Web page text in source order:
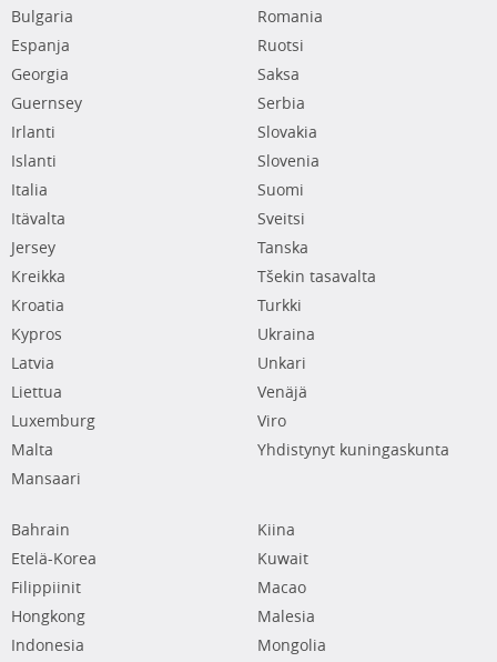
Bulgaria
Espanja
Georgia
Guernsey
Irlanti
Islanti
Italia
Itävalta
Jersey
Kreikka
Kroatia
Kypros
Latvia
Liettua
Luxemburg
Malta
Mansaari
Romania
Ruotsi
Saksa
Serbia
Slovakia
Slovenia
Suomi
Sveitsi
Tanska
Tšekin tasavalta
Turkki
Ukraina
Unkari
Venäjä
Viro
Yhdistynyt kuningaskunta
Bahrain
Etelä-Korea
Filippiinit
Hongkong
Indonesia
Kiina
Kuwait
Macao
Malesia
Mongolia